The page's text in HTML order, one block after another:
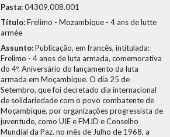
Pasta:04309.008.001
Título:Frelimo - Mozambique - 4 ans de lutte
armée
Assunto:Publicação, em francês, intitulada:
Frelimo - 4 anos de luta armada, comemorativa
do 4º. Aniversário do lançamento da luta
armada em Moçambique. O dia 25 de
Setembro, que foi decretado dia internacional
de solidariedade com o povo combatente de
Moçambique, por organizações progressista de
juventude, como UIE e FMJD e Conselho
Mundial da Paz. no mês de Julho de 1968, a